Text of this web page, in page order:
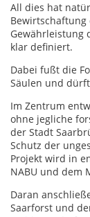
All dies hat
Bewirtschaftung
Gewährleistung
klar definiert.
Dabei fußt die
Säulen und
Im Zentrum
ohne jegliche
der Stadt
Schutz der
Projekt wird in
NABU und dem
Daran
Saarforst und